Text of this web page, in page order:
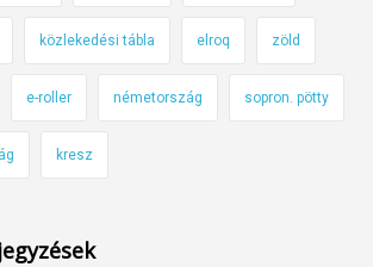
közlekedési tábla elroq zöld
e-roller németország sopron. pötty
kresz